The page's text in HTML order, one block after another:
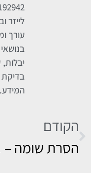
לייזר
עורך
יבלות,
בדיקת
המידע.
הקודם